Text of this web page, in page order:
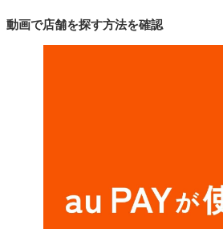
動画で店舗を探す方法を確認